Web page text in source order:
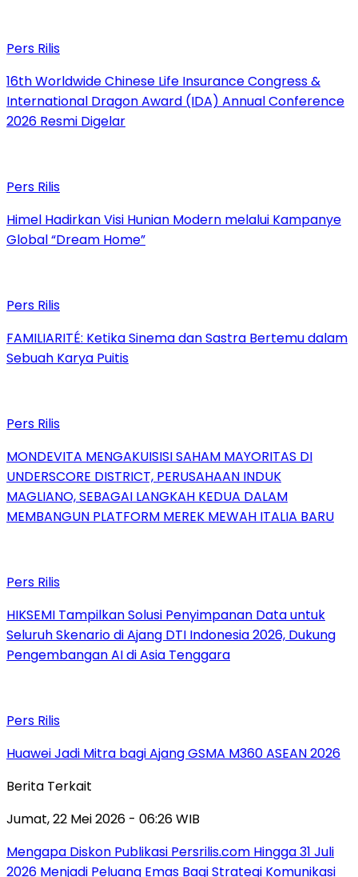
Pers Rilis
16th Worldwide Chinese Life Insurance Congress &
International Dragon Award (IDA) Annual Conference
2026 Resmi Digelar
Pers Rilis
Himel Hadirkan Visi Hunian Modern melalui Kampanye
Global “Dream Home”
Pers Rilis
FAMILIARITÉ: Ketika Sinema dan Sastra Bertemu dalam
Sebuah Karya Puitis
Pers Rilis
MONDEVITA MENGAKUISISI SAHAM MAYORITAS DI
UNDERSCORE DISTRICT, PERUSAHAAN INDUK
MAGLIANO, SEBAGAI LANGKAH KEDUA DALAM
MEMBANGUN PLATFORM MEREK MEWAH ITALIA BARU
Pers Rilis
HIKSEMI Tampilkan Solusi Penyimpanan Data untuk
Seluruh Skenario di Ajang DTI Indonesia 2026, Dukung
Pengembangan AI di Asia Tenggara
Pers Rilis
Huawei Jadi Mitra bagi Ajang GSMA M360 ASEAN 2026
Berita Terkait
Jumat, 22 Mei 2026 - 06:26 WIB
Mengapa Diskon Publikasi Persrilis.com Hingga 31 Juli
2026 Menjadi Peluang Emas Bagi Strategi Komunikasi